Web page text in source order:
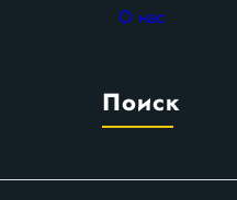
О нас
Поиск